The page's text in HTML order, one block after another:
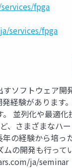
fpga
services/fpga
ソフトウェア開
経験があります
並列化や最適化
、さまざまなハ
の経験から培っ
の開発も行って
ja/